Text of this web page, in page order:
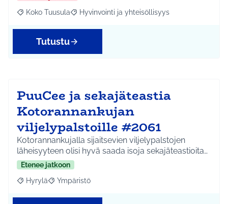
Rajaa tulokset aihepiirin mukaan: Koko Tuusula
Koko Tuusula Rajaa tulokset teeman mukaan: Hyvinvointi ja
Hyvinvointi ja yhteisöllisyys
Tutustu
PuuCee ja sekajäteastia
Kotorannankujan
viljelypalstoille #2061
Kotorannankujalla sijaitsevien viljelypalstojen
läheisyyteen olisi hyvä saada isoja sekajäteastioita…
Etenee jatkoon
Rajaa tulokset aihepiirin mukaan: Hyrylä
Hyrylä Rajaa tulokset teeman mukaan: Ympäristö
Ympäristö